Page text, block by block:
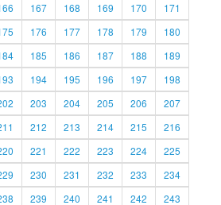
167 168 169 170
171
176 177 178 179
180
185 186 187 188
189
194 195 196 197
198
203 204 205 206
207
212 213 214 215
216
221 222 223 224
225
230 231 232 233
234
239 240 241 242 243